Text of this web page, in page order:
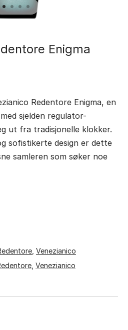
Enigma
Redentore Enigma, en
sjelden regulator-
ut fra tradisjonelle klokker.
sofistikerte design er dette
samleren som søker noe
Venezianico
Venezianico